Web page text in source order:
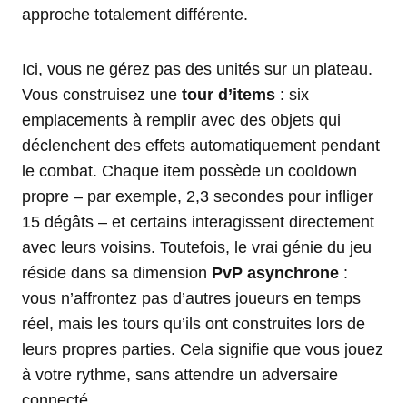
approche totalement différente.
Ici, vous ne gérez pas des unités sur un plateau.
Vous construisez une tour d’items : six
emplacements à remplir avec des objets qui
déclenchent des effets automatiquement pendant
le combat. Chaque item possède un cooldown
propre – par exemple, 2,3 secondes pour infliger
15 dégâts – et certains interagissent directement
avec leurs voisins. Toutefois, le vrai génie du jeu
réside dans sa dimension PvP asynchrone :
vous n’affrontez pas d’autres joueurs en temps
réel, mais les tours qu’ils ont construites lors de
leurs propres parties. Cela signifie que vous jouez
à votre rythme, sans attendre un adversaire